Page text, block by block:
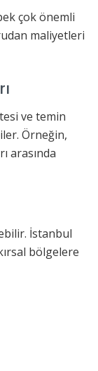
çok önemli
maliyetleri
ve temin
Örneğin,
arasında
İstanbul
bölgelere